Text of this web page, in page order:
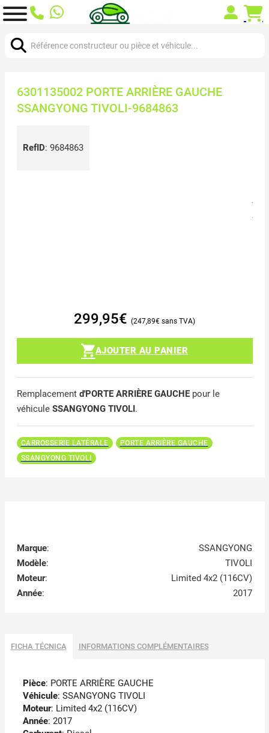
6301135002 PORTE ARRIÈRE GAUCHE
SSANGYONG TIVOLI-9684863
RefID: 9684863
299,95€ 247,89€
AJOUTER AU PANIER
Remplacement d'PORTE ARRIÈRE GAUCHEpour le
véhicule SSANGYONG TIVOLI .
CARROSSERIE LATÉRALE
PORTE ARRIÈRE GAUCHE
SSANGYONG TIVOLI
Marque:
SSANGYONG
Modèle:
TIVOLI
Moteur:
Limited 4x2 (116CV)
Année: 2017
FICHA TÉCNICA INFORMATIONS COMPLÉMENTAIRES
Pièce: PORTE ARRIÈRE GAUCHE
Véhicule: SSANGYONG TIVOLI
Moteur: Limited 4x2 (116CV)
Année: 2017